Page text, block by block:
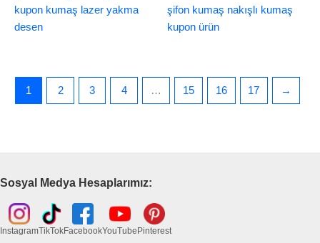
kupon kumaş lazer yakma
desen
şifon kumaş nakışlı kumaş
kupon ürün
1 2 3 4 … 15 16 17 →
Sosyal Medya Hesaplarımız:
InstagramTikTokFacebookYouTubePinterest